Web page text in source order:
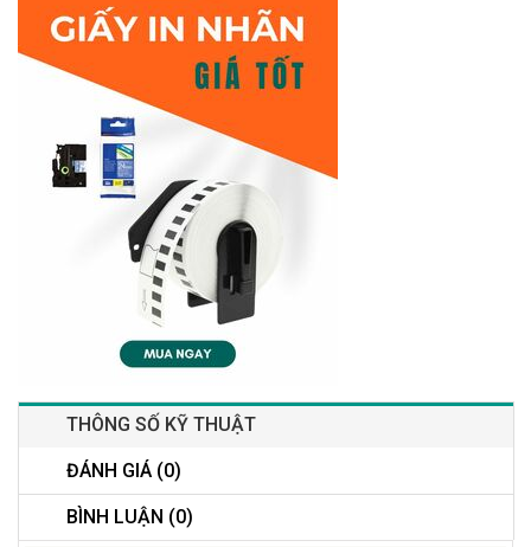
THÔNG SỐ KỸ THUẬT
ĐÁNH GIÁ (0)
BÌNH LUẬN (0)